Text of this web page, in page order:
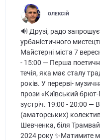
ОЛЕКСІЙ
🔊 Друзі, радо
урбаністичного
Майстерні міста 7
- 15:00 — Перша
течія, яка має сталу
років. У перерві-
прози «Київський
зустріч. 19:00 - 20:00 —
(аматорських)
Шевченка, біля
2024 року ✨Матимите